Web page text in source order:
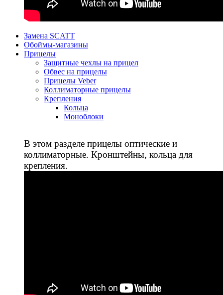
Замена SCATT
Обоймы-магазины
Прицелы
Защитные чехлы на прицел
Обвес на прицелы
Прицелы Veber
Коллиматорные прицелы
Крепления
Кольца
Моноблоки
В этом разделе прицелы оптические и
коллиматорные. Кронштейны, кольца для
крепления.